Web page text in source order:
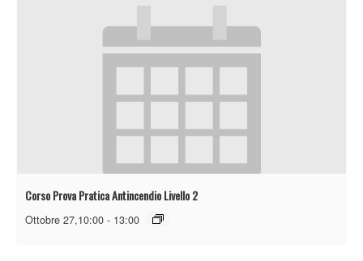
Corso Prova Pratica Antincendio Livello 2
Ottobre 27,10:00 - 13:00